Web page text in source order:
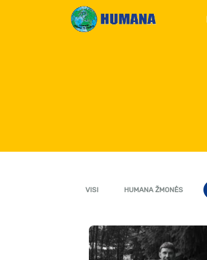
VISI HUMANA ŽMONĖS